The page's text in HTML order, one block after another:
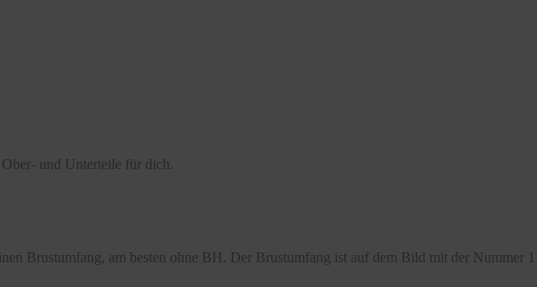
und Unterteile für dich.
Brustumfang, am besten ohne BH. Der Brustumfang ist auf dem Bild mit der Nummer 1